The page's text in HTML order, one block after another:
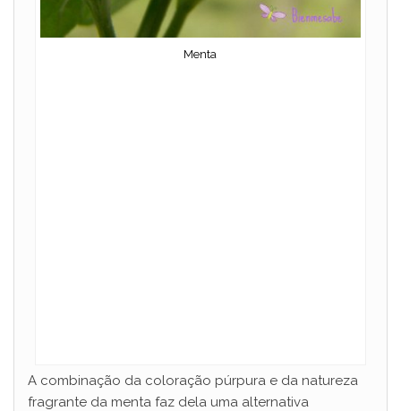
Menta
A combinação da coloração púrpura e da natureza
fragrante da menta faz dela uma alternativa